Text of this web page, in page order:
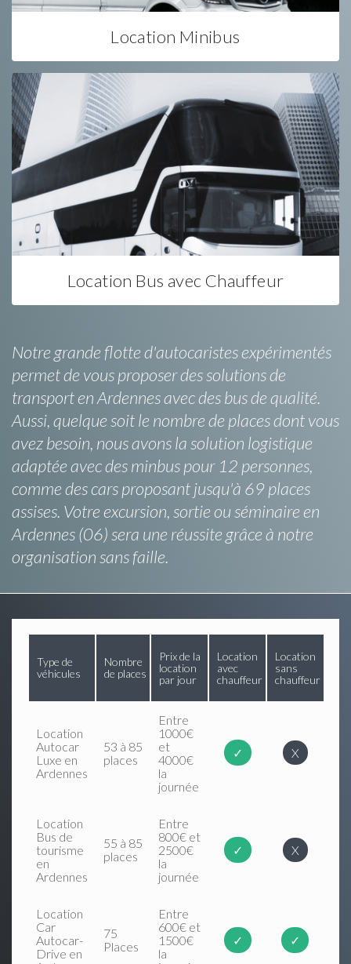
Location Minibus
Location Bus avec Chauffeur
Notre grande flotte d'autocaristes expérimentés
permet de vous proposer des solutions de
transport en Ardennes avec des bus de qualité.
Aussi, quelque soit le nombre de places dont vous
avez besoin, nous avons la solution logistique
adaptée avec des minbus pour 12 personnes,
comme des cars proposant jusqu'à 69 places
assises. Votre excursion, sortie ou séminaire en
Ardennes (06) sera une réussite grâce à notre
organisation sans faille.
Type de
véhicules
Nombre
de places
Prix de la
location
par jour
Location
avec
chauffeur
Location
sans
chauffeur
Location
Autocar
Luxe en
Ardennes
53 à 85
places
Entre
1000€
et
4000€
la
journée
✓ X
Location
Bus de
tourisme
en
Ardennes
55 à 85
places
Entre
800€ et
2500€
la
journée
✓ X
Location
Car
Autocar-
Drive en
75
Places
Entre
600€ et
1500€
la
✓ ✓